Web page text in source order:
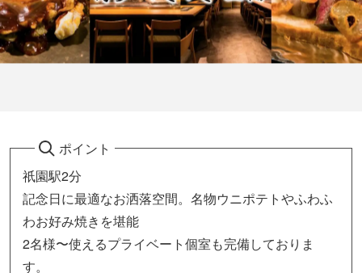
ポイント
祇園駅2分
記念日に最適なお洒落空間。名物ウニポテトやふわふ
わお好み焼きを堪能
2名様〜使えるプライベート個室も完備しておりま
す。